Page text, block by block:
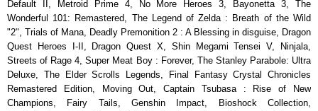
Default II, Metroid Prime 4, No More Heroes 3, Bayonetta 3, The
Wonderful 101: Remastered, The Legend of Zelda : Breath of the Wild
"2", Trials of Mana, Deadly Premonition 2 : A Blessing in disguise, Dragon
Quest Heroes I-II, Dragon Quest X, Shin Megami Tensei V, Ninjala,
Streets of Rage 4, Super Meat Boy : Forever, The Stanley Parabole: Ultra
Deluxe, The Elder Scrolls Legends, Final Fantasy Crystal Chronicles
Remastered Edition, Moving Out, Captain Tsubasa : Rise of New
Champions, Fairy Tails, Genshin Impact, Bioshock Collection,